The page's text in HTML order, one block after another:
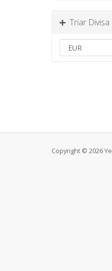
Triar Divisa
Copyright © 2026